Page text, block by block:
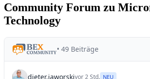
Community Forum zu
Technology